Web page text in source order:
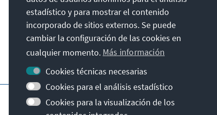
Nuestra misión
Contacto
Otras ofertas de la fundación
Pie de imprenta
Condiciones de uso
estadístico y para mostrar el contenido
incorporado de sitios externos. Se puede
cambiar la configuración de las cookies en
cualquier momento. Más información
Cookies técnicas necesarias
Cookies para el análisis estadístico
Cookies para la visualización de los